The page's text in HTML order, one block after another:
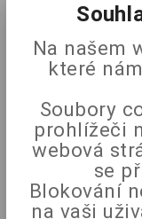
Na našem
které
Soubory
prohlížeči
webová
se
Blokování
na vaši